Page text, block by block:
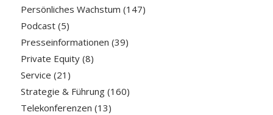
Persönliches Wachstum (147)
Podcast(5)
Presseinformationen (39)
Private Equity(8)
Service (21)
Strategie & Führung(160)
Telekonferenzen (13)